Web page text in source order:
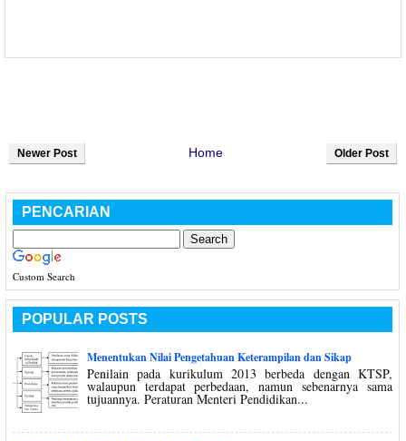
Newer Post Older Post
Home
PENCARIAN
Custom Search
POPULAR POSTS
Menentukan Nilai Pengetahuan Keterampilan dan Sikap
Penilain pada kurikulum 2013 berbeda dengan KTSP,
walaupun terdapat perbedaan, namun sebenarnya sama
tujuannya. Peraturan Menteri Pendidikan...